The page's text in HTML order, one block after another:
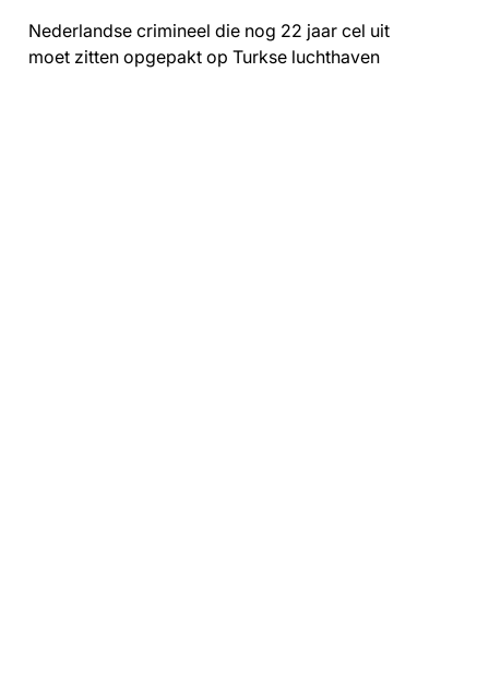
Nederlandse crimineel die nog 22 jaar cel uit
moet zitten opgepakt op Turkse luchthaven